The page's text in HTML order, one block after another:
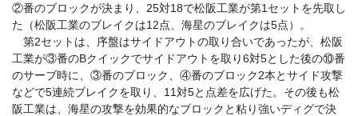
②番のブロックが決まり、25対18で松阪工業が第1セットを先取し
た（松阪工業のブレイクは12点、海星のブレイクは5点）。
第2セットは、序盤はサイドアウトの取り合いであったが、松阪
工業が③番のBクイックでサイドアウトを取り6対5とした後の⑩番
のサーブ時に、③番のブロック、④番のブロック2本とサイド攻撃
などで5連続ブレイクを取り、11対5と点差を広げた。その後も松
阪工業は、海星の攻撃を効果的なブロックと粘り強いディグで決